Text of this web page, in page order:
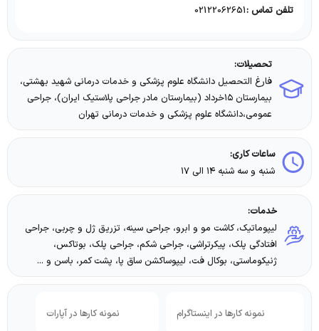
تلفن تماس :02122062651
تحصیلات:
فارغ التحصیل دانشگاه علوم پزشکی و خدمات درمانی شهید بهشتی،
بیمارستان ۱۵خرداد (بیمارستان مادر جراحی پلاستیک ایران)، جراحی
عمومی،دانشگاه علوم پزشکی و خدمات درمانی تهران
ساعات کاری:
شنبه و سه شنبه ۱۴ الی ۱۷
خدمات:
لیپوماتیک، کاشت مو و ابرو، جراحی سینه، تزریق ژل و چربی، جراحی
افتادگی پلک، پیکرتراشی، جراحی شکم، جراحی پلک، بوتاکس،
ژنیکوماستی، بوکال فت، لیپوساکشن ساق پا، پشت کمر، باسن و ...
نمونه کارها در اینستاگرام نمونه کارها در آپارات